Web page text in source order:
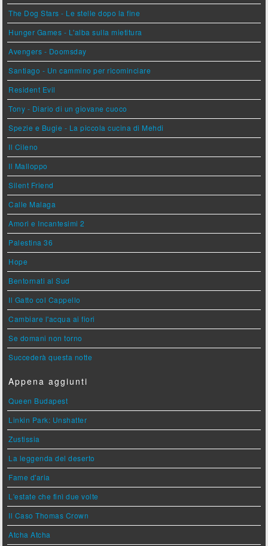
The Dog Stars - Le stelle dopo la fine
Hunger Games - L'alba sulla mietitura
Avengers - Doomsday
Santiago - Un cammino per ricominciare
Resident Evil
Tony - Diario di un giovane cuoco
Spezie e Bugie - La piccola cucina di Mehdi
Il Cileno
Il Malloppo
Silent Friend
Calle Malaga
Amori e Incantesimi 2
Palestina 36
Hope
Bentornati al Sud
Il Gatto col Cappello
Cambiare l'acqua ai fiori
Se domani non torno
Succederà questa notte
Appena aggiunti
Queen Budapest
Linkin Park: Unshatter
Zustissia
La leggenda del deserto
Fame d'aria
L'estate che finì due volte
Il Caso Thomas Crown
Atcha Atcha